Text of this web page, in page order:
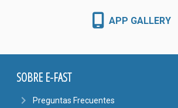
APP GALLERY
SOBRE E-FAST
navigate_next Preguntas Frecuentes